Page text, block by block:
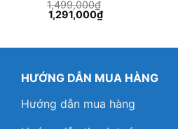
1,499,000₫
Giá
gốc
1,291,000₫Giá
hiện
HƯỚNG DẪN MUA HÀNG
Hướng dẫn mua hàng